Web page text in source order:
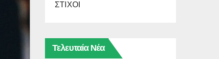
ΣΤΙΧΟΙ
Τελευταία Νέα